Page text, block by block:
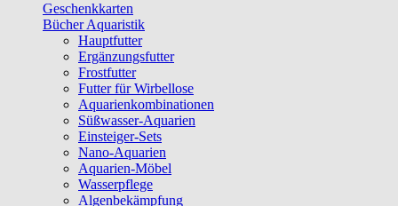
Geschenkkarten
Bücher Aquaristik
Hauptfutter
Ergänzungsfutter
Frostfutter
Futter für Wirbellose
Aquarienkombinationen
Süßwasser-Aquarien
Einsteiger-Sets
Nano-Aquarien
Aquarien-Möbel
Wasserpflege
Algenbekämpfung